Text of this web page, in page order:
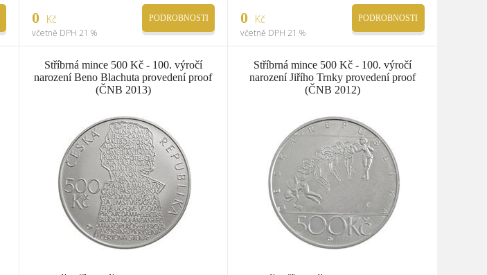
0 Kč
včetně DPH 21 %
PODROBNOSTI 0 Kč
včetně DPH 21 %
PODROBNOSTI
Stříbrná mince 500 Kč - 100. výročí
narození Beno Blachuta provedení proof
(ČNB 2013)
Stříbrná mince 500 Kč - 100. výročí
narození Jiřího Trnky provedení proof
(ČNB 2012)